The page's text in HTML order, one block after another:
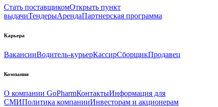
Стать поставщикомОткрыть пункт
выдачиТендерыАрендаПартнерская программа
Карьера
ВакансииВодитель-курьерКассирСборщикПродавец
Компания
О компании GoPharmКонтактыИнформация для
СМИПолитика компанииИнвесторам и акционерам